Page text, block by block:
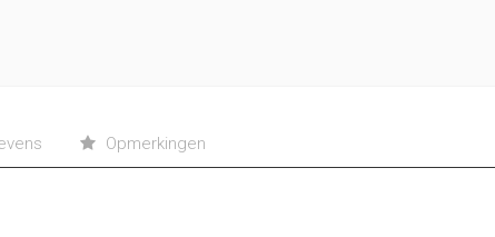
Opmerkingen